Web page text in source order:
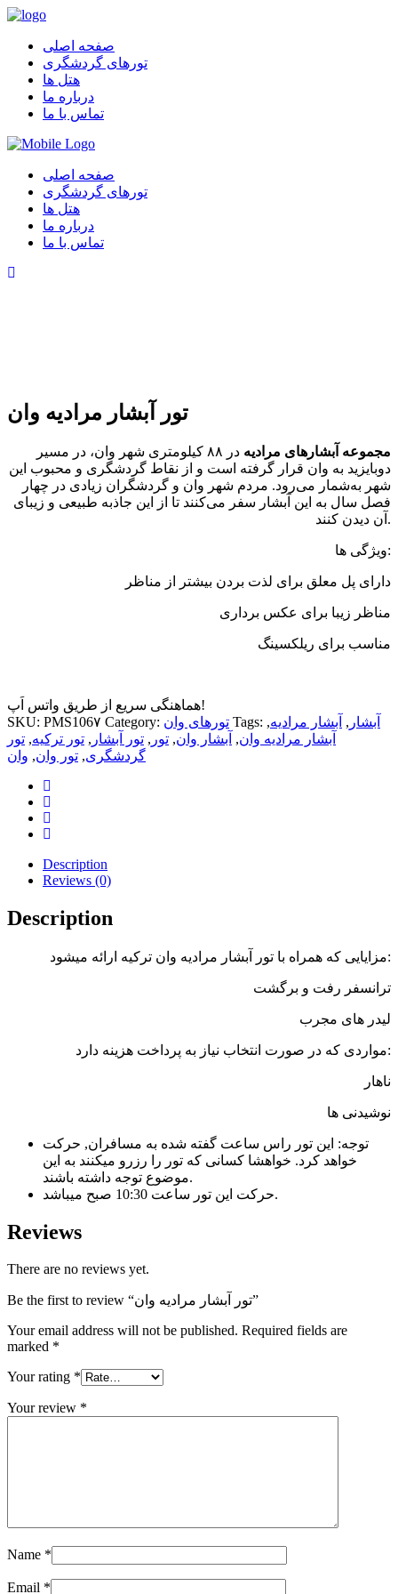
صفحه اصلی
تورهای گردشگری
هتل ها
درباره ما
تماس با ما
صفحه اصلی
تورهای گردشگری
هتل ها
درباره ما
تماس با ما
تور آبشار مرادیه وان
مجموعه آبشارهای مرادیه
در ۸۸ کیلومتری شهر وان، در مسیر
دوبایزید به وان قرار گرفته است و از نقاط گردشگری و محبوب این
شهر به‌شمار می‌رود. مردم شهر وان و گردشگران زیادی در چهار
فصل سال به این آبشار سفر می‌کنند تا از این جاذبه طبیعی و زیبای
آن دیدن کنند.
ویژگی ها:
دارای پل معلق برای لذت بردن بیشتر از مناظر
مناظر زیبا برای عکس برداری
مناسب برای ریلکسینگ
هماهنگی سریع از طریق واتس اَپ!
SKU: PMS106۷ Category: تورهای وان Tags: آبشار , آبشار مرادیه,
آبشار مرادیه وان, آبشار وان, تور , تور آبشار , تور ترکیه, تور
گردشگری, تور وان, وان
Description
Reviews (0)
Description
مزایایی که همراه با تور آبشار مرادیه وان ترکیه ارائه میشود:
ترانسفر رفت و برگشت
لیدر های مجرب
مواردی که در صورت انتخاب نیاز به پرداخت هزینه دارد:
ناهار
نوشیدنی ها
توجه: این تور راس ساعت گفته شده به مسافران, حرکت
خواهد کرد. خواهشا کسانی که تور را رزرو میکنند به این
موضوع توجه داشته باشند.
حرکت این تور ساعت 10:30 صبح میباشد.
Reviews
There are no reviews yet.
Be the first to review “تور آبشار مرادیه وان”
Your email address will not be published. Required fields are
marked *
Your rating *
Your review *
Name *
Email *